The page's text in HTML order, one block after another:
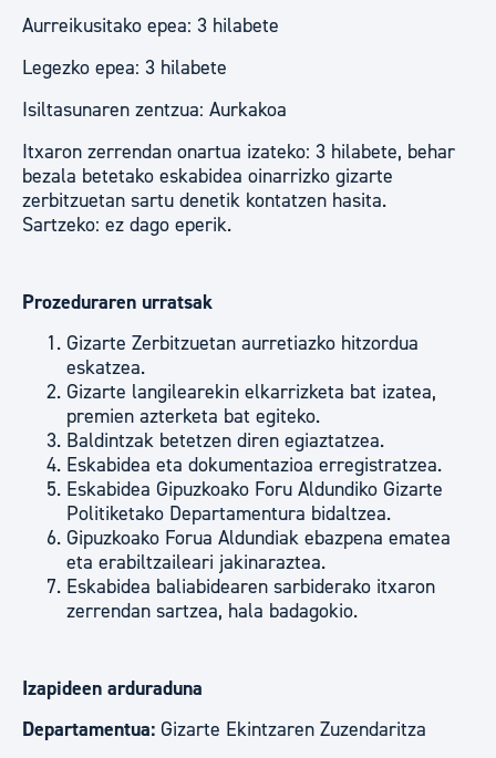
Aurreikusitako epea: 3 hilabete
Legezko epea: 3 hilabete
Isiltasunaren zentzua: Aurkakoa
Itxaron zerrendan onartua izateko: 3 hilabete, behar
bezala betetako eskabidea oinarrizko gizarte
zerbitzuetan sartu denetik kontatzen hasita.
Sartzeko: ez dago eperik.
Prozeduraren urratsak
Gizarte Zerbitzuetan aurretiazko hitzordua
eskatzea.
Gizarte langilearekin elkarrizketa bat izatea,
premien azterketa bat egiteko.
Baldintzak betetzen diren egiaztatzea.
Eskabidea eta dokumentazioa erregistratzea.
Eskabidea Gipuzkoako Foru Aldundiko Gizarte
Politiketako Departamentura bidaltzea.
Gipuzkoako Forua Aldundiak ebazpena ematea
eta erabiltzaileari jakinaraztea.
Eskabidea baliabidearen sarbiderako itxaron
zerrendan sartzea, hala badagokio.
Izapideen arduraduna
Departamentua: Gizarte Ekintzaren Zuzendaritza